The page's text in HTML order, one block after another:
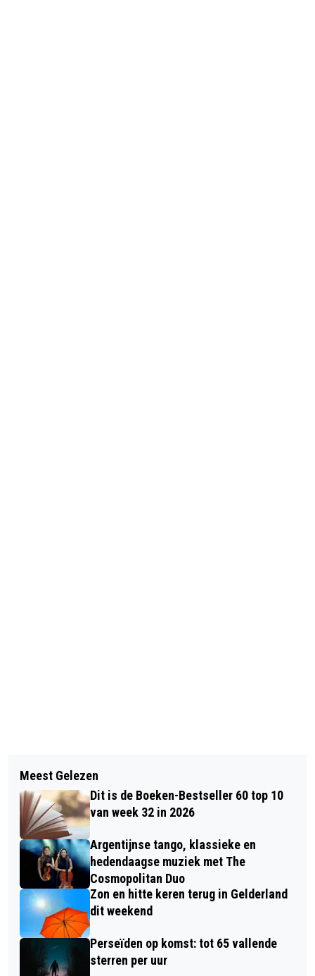
DINSDAG OPNIEUW LANDELIJK GEEN
NS-TREINEN DOOR STAKING
OPNIEUW FREYA PLUIM
FERTILITEITSZORG VOOR ZIEKENHUIS
GELDERSE VALLEI
Meest Gelezen
Dit is de Boeken-Bestseller 60 top 10
van week 32 in 2026
Argentijnse tango, klassieke en
hedendaagse muziek met The
Cosmopolitan Duo
Zon en hitte keren terug in Gelderland
dit weekend
Perseïden op komst: tot 65 vallende
sterren per uur